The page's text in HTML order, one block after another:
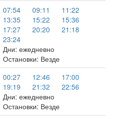
07:54
09:11
11:22
13:35
15:22
15:36
17:27
20:20
21:18
23:24
Дни: ежедневно
Остановки: Везде
00:27 12:46
17:00
19:19
21:32
22:56
Дни: ежедневно
Остановки: Везде